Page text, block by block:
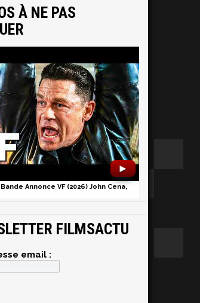
À NE PAS
►
Bande Annonce VF (2026) John Cena,
FILMSACTU
email :